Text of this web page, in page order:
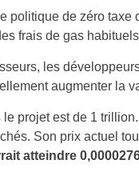
politique de zéro
frais de gas
les
augmenter la
le projet est de 1
Son prix actuel
atteindre